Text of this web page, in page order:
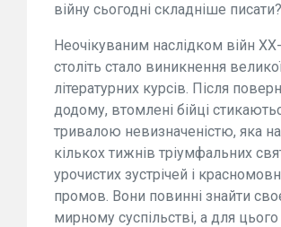
війну сьогодні складніше писати?
Неочікуваним наслідком війн
століть стало виникнення
літературних курсів. Після
додому, втомлені бійці
тривалою невизначеністю, яка
кількох тижнів тріумфальних
урочистих зустрічей і
промов. Вони повинні знайти
мирному суспільстві, а для цього